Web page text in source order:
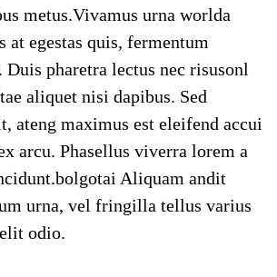
metus.Vivamus urna worlda
at egestas quis, fermentum
Duis pharetra lectus nec risusonl
aliquet nisi dapibus. Sed
ateng maximus est eleifend accui
arcu. Phasellus viverra lorem a
Aliquam andit
urna, vel fringilla tellus varius
odio.